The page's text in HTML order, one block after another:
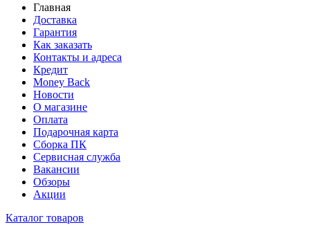
Главная
Доставка
Гарантия
Как заказать
Контакты и адреса
Кредит
Money Back
Новости
О магазине
Оплата
Подарочная карта
Сборка ПК
Сервисная служба
Вакансии
Обзоры
Акции
Каталог товаров